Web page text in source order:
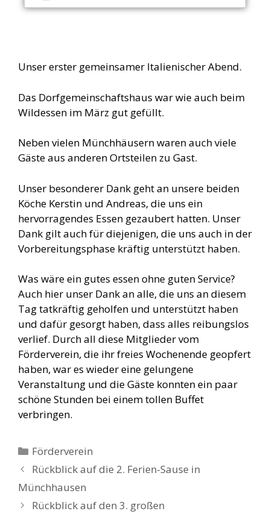
Unser erster gemeinsamer Italienischer Abend.
Das Dorfgemeinschaftshaus war wie auch beim
Wildessen im März gut gefüllt.
Neben vielen Münchhäusern waren auch viele
Gäste aus anderen Ortsteilen zu Gast.
Unser besonderer Dank geht an unsere beiden
Köche Kerstin und Andreas, die uns ein
hervorragendes Essen gezaubert hatten. Unser
Dank gilt auch für diejenigen, die uns auch in der
Vorbereitungsphase kräftig unterstützt haben.
Was wäre ein gutes essen ohne guten Service?
Auch hier unser Dank an alle, die uns an diesem
Tag tatkräftig geholfen und unterstützt haben
und dafür gesorgt haben, dass alles reibungslos
verlief. Durch all diese Mitglieder vom
Förderverein, die ihr freies Wochenende geopfert
haben, war es wieder eine gelungene
Veranstaltung und die Gäste konnten ein paar
schöne Stunden bei einem tollen Buffet
verbringen.
Kategorien
Förderverein
Rückblick auf die 2. Ferien-Sause in
Münchhausen
Rückblick auf den 3. großen